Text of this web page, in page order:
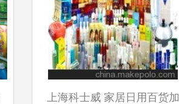
上海科士威 家居日用百货加